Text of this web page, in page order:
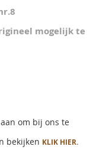
mogelijk te
om bij ons te
bekijken KLIK HIER.